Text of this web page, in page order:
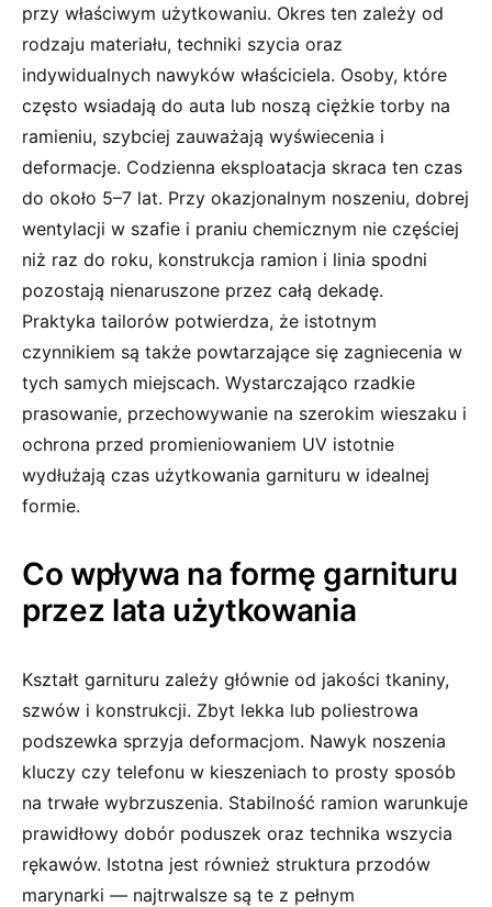
przy właściwym użytkowaniu. Okres ten zależy od
rodzaju materiału, techniki szycia oraz
indywidualnych nawyków właściciela. Osoby, które
często wsiadają do auta lub noszą ciężkie torby na
ramieniu, szybciej zauważają wyświecenia i
deformacje. Codzienna eksploatacja skraca ten czas
do około 5–7 lat. Przy okazjonalnym noszeniu, dobrej
wentylacji w szafie i praniu chemicznym nie częściej
niż raz do roku, konstrukcja ramion i linia spodni
pozostają nienaruszone przez całą dekadę.
Praktyka tailorów potwierdza, że istotnym
czynnikiem są także powtarzające się zagniecenia w
tych samych miejscach. Wystarczająco rzadkie
prasowanie, przechowywanie na szerokim wieszaku i
ochrona przed promieniowaniem UV istotnie
wydłużają czas użytkowania garnituru w idealnej
formie.
Co wpływa na formę garnituru
przez lata użytkowania
Kształt garnituru zależy głównie od jakości tkaniny,
szwów i konstrukcji. Zbyt lekka lub poliestrowa
podszewka sprzyja deformacjom. Nawyk noszenia
kluczy czy telefonu w kieszeniach to prosty sposób
na trwałe wybrzuszenia. Stabilność ramion warunkuje
prawidłowy dobór poduszek oraz technika wszycia
rękawów. Istotna jest również struktura przodów
marynarki — najtrwalsze są te z pełnym